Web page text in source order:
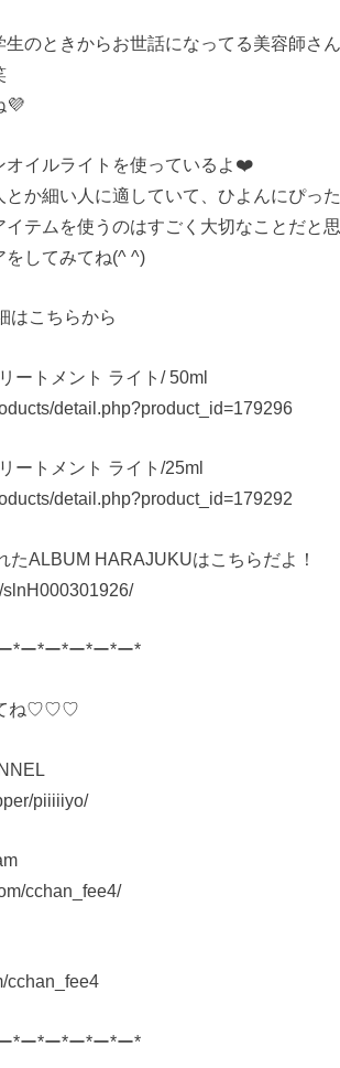
のときからお世話になってる美容師さ
💜
オイルライトを使っているよ❤️
か細い人に適していて、ひよんにぴった
テムを使うのはすごく大切なことだと
をしてみてね(^ ^)
はこちらから
ートメント ライト/ 50ml
detail.php?product_id=179296
ートメント ライト/25ml
detail.php?product_id=179292
たALBUM HARAJUKUはこちらだよ！
slnH000301926/
*ー*ー*ー*ー*ー*
てね♡♡♡
piiiiiyo/
cchan_fee4/
cchan_fee4
*ー*ー*ー*ー*ー*